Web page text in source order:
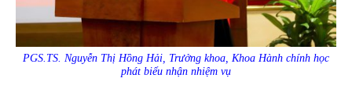
PGS.TS. Nguyễn Thị Hồng Hải, Trưởng khoa, Khoa Hành chính học
phát biểu nhận nhiệm vụ